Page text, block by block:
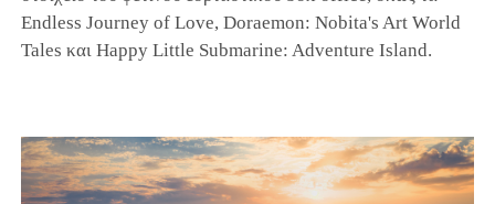
Endless Journey of Love, Doraemon: Nobita's Art World
Tales και Happy Little Submarine: Adventure Island.